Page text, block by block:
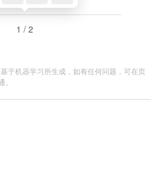
1 / 2
于机器学习所生成，如有任何问题，可在页